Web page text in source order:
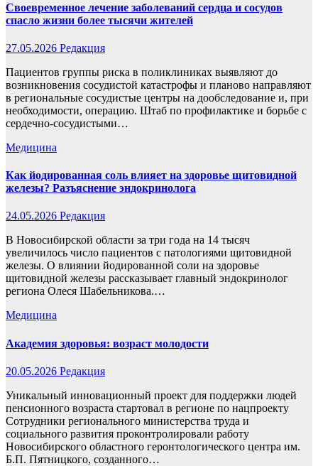
Своевременное лечение заболеваний сердца и сосудов
спасло жизни более тысячи жителей
27.05.2026 Редакция
Пациентов группы риска в поликлиниках выявляют до
возникновения сосудистой катастрофы и планово направляют
в региональные сосудистые центры на дообследование и, при
необходимости, операцию. Штаб по профилактике и борьбе с
сердечно-сосудистыми…
Медицина
Как йодированная соль влияет на здоровье щитовидной
железы? Разъяснение эндокринолога
24.05.2026 Редакция
В Новосибирской области за три года на 14 тысяч
увеличилось число пациентов с патологиями щитовидной
железы. О влиянии йодированной соли на здоровье
щитовидной железы рассказывает главный эндокринолог
региона Олеся Шабельникова.…
Медицина
Академия здоровья: возраст молодости
20.05.2026 Редакция
Уникальный инновационный проект для поддержки людей
пенсионного возраста стартовал в регионе по нацпроекту
Сотрудники регионального министерства труда и
социального развития проконтролировали работу
Новосибирского областного геронтологического центра им.
Б.П. Пятницкого, созданного…